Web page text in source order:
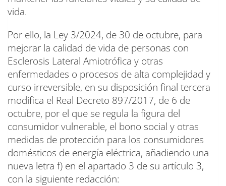
vida.
Por ello, la Ley 3/2024, de 30 de octubre, para
mejorar la calidad de vida de personas con
Esclerosis Lateral Amiotrófica y otras
enfermedades o procesos de alta complejidad y
curso irreversible, en su disposición final tercera
modifica el Real Decreto 897/2017, de 6 de
octubre, por el que se regula la figura del
consumidor vulnerable, el bono social y otras
medidas de protección para los consumidores
domésticos de energía eléctrica, añadiendo una
nueva letra f) en el apartado 3 de su artículo 3,
con la siguiente redacción: